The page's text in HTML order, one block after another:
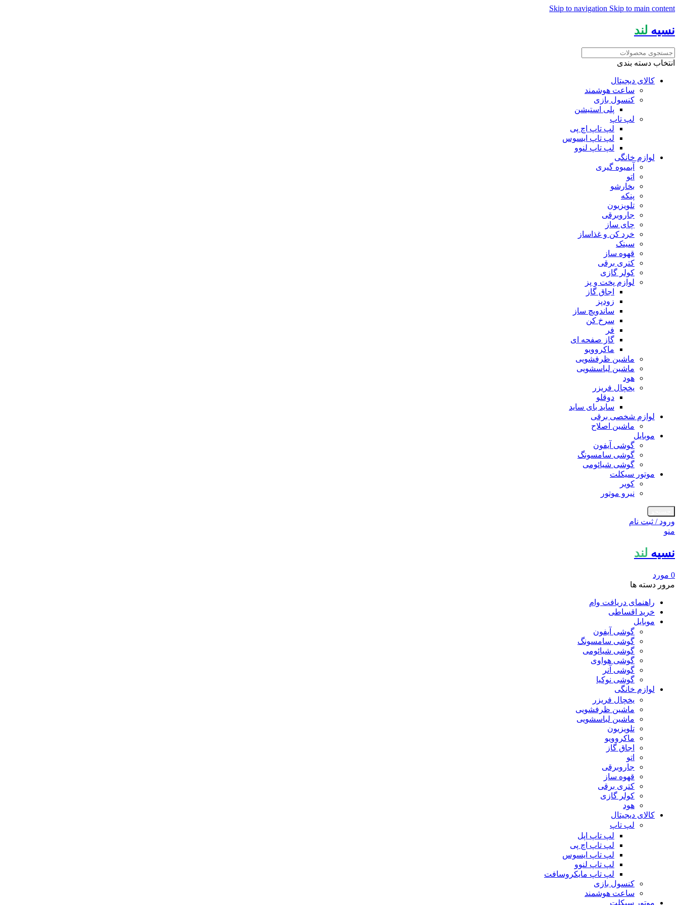
Skip to navigation Skip to main content
نسیه لند
انتخاب دسته بندی
کالای دیجیتال
ساعت هوشمند
کنسول بازی
پلی استیشن
لپ تاپ
لپ تاپ اچ پی
لپ تاپ ایسوس
لپ تاپ لنوو
لوازم خانگی
آبمیوه گیری
اتو
بخارشو
پنکه
تلویزیون
جاروبرقی
چای ساز
خرد کن و غذاساز
سینک
قهوه ساز
کتری برقی
کولر گازی
لوازم پخت و پز
اجاق گاز
زودپز
ساندویچ ساز
سرخ کن
فر
گاز صفحه ای
ماکروویو
ماشین ظرفشویی
ماشین لباسشویی
هود
یخچال فریزر
دوقلو
ساید بای ساید
لوازم شخصی برقی
ماشین اصلاح
موبایل
گوشی آیفون
گوشی سامسونگ
گوشی شیائومی
موتور سیکلت
کویر
نیرو موتور
ورود / ثبت نام
منو
نسیه لند
0 مورد
مرور دسته ها
راهنمای دریافت وام
خرید اقساطی
موبایل
گوشی آیفون
گوشی سامسونگ
گوشی شیائومی
گوشی هواوی
گوشی آنر
گوشی نوکیا
لوازم خانگی
یخچال فریزر
ماشین ظرفشویی
ماشین لباسشویی
تلویزیون
ماکروویو
اجاق گاز
اتو
جاروبرقی
قهوه ساز
کتری برقی
کولر گازی
هود
کالای دیجیتال
لپ تاپ
لپ تاپ اپل
لپ تاپ اچ پی
لپ تاپ ایسوس
لپ تاپ لنوو
لپ تاپ مایکروسافت
کنسول بازی
ساعت هوشمند
موتور سیکلت